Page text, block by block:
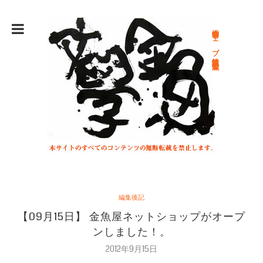
総合文学ウェブ情報誌 文学金魚
編集後記
【09月15日】 金魚屋ネットショップがオープ
ンしました！。
2012年9月15日